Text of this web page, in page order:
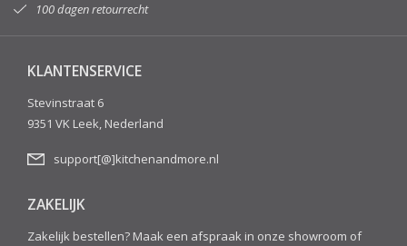
100 dagen retourrecht
KLANTENSERVICE
Stevinstraat 6
9351 VK Leek, Nederland
support[@]kitchenandmore.nl
ZAKELIJK
Zakelijk bestellen? Maak een afspraak in onze showroom of